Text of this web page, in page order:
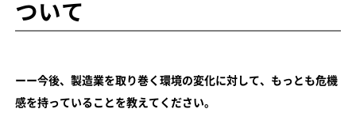
ついて
ーー今後、製造業を取り巻く環境の変化に対して、もっとも危機
感を持っていることを教えてください。